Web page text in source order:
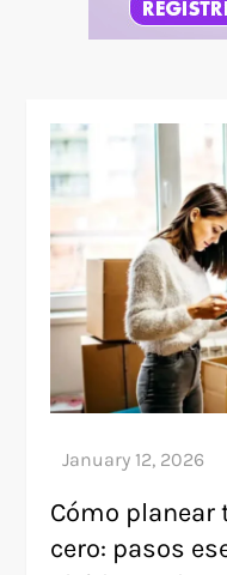
Cómo planear
cero: pasos